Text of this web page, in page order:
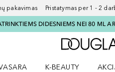
pakavimas Pristatymas per 1 - 2
DIDESNIEMS NEI 80 ML
K-BEAUTY